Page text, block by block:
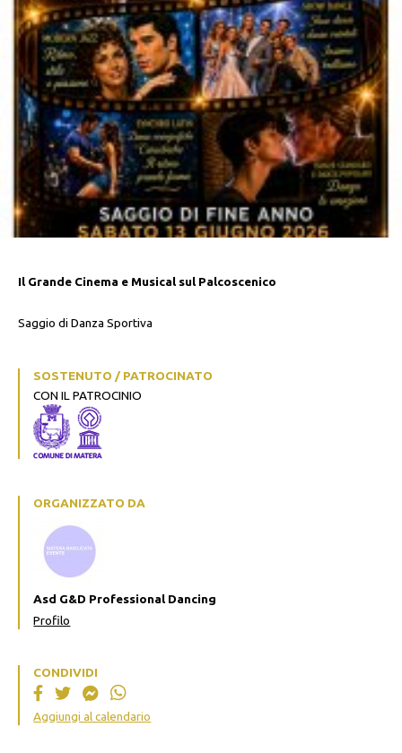
Il Grande Cinema e Musical sul Palcoscenico
Saggio di Danza Sportiva
SOSTENUTO / PATROCINATO
CON IL PATROCINIO
ORGANIZZATO DA
Asd G&D Professional Dancing
Profilo
CONDIVIDI
Aggiungi al calendario